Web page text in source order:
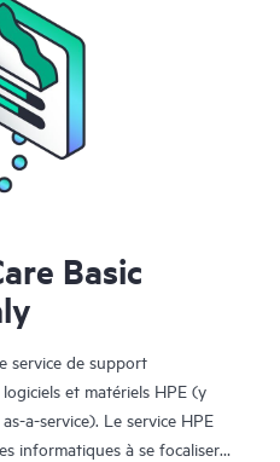
Basic
service de support
et matériels HPE (y
a-service). Le service HPE
informatiques à se focaliser